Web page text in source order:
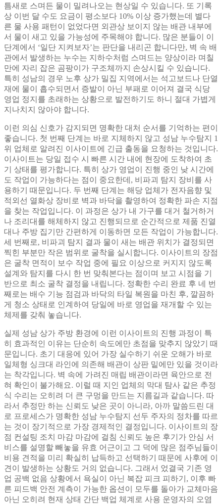
틈새로 스며든 물이 밀려나오는 현상일 수 있습니다. 또 기록
상 이번 달 수도 요금이 평소보다 10% 이상 증가했는데 별다
른 물 사용 패턴이 없었다면 외관상 보이지 않는 배관 내부에
서 물이 새고 있을 가능성에 주목해야 합니다. 많은 분들이 이
단계에서 ‘일단 지켜보자’는 판단을 내리곤 합니다만, 벽 속 배
관에서 발생하는 누수는 지하수처럼 스며드는 양상이라 며칠
만에 자리 잡은 곰팡이가 구조체까지 손상시킬 수 있습니다.
특히 성남의 경우 노후 상가 밀집 지역에서는 석고보드나 단열
재에 물이 흡수되면서 증발이 아닌 부패로 이어져 결국 식당
영업 정지를 초래하는 상황으로 발전하기도 하니 절대 가볍게
지나치지 않아야 합니다.
이런 의심 신호가 감지되면 명확한 대처 순서를 기억하는 편이
좋습니다. 첫 번째 단계는 바로 지체하지 않고 성남 누수탐지 1
위 업체로 알려진 이사이트에 긴급 출동을 요청하는 것입니다.
이사이트는 당일 접수 시 빠른 시간 내에 현장에 도착하여 초
기 상태를 평가합니다. 특히 상가 영업이 진행 중인 낮 시간에
도 작업이 가능하다는 점이 중요한데, 비파괴 탐지 장비를 사
용하기 때문입니다. 두 번째 단계는 해당 업체가 전자음향 및
적외선 열화상 장비로 벽과 바닥을 촬영하여 정확한 파손 지점
을 찾는 작업입니다. 이 과정은 상가 내 가구를 대거 철거하거
나 조리대를 해체하지 않고 진행되므로 순간적으로 제품 진열
대나 주방 집기만 간편하게 이동하면 모든 작업이 가능합니다.
세 번째로, 비파괴 탐지 결과 물이 새는 배관 위치가 결정되면
찍힌 부분만 작은 범위로 굴착을 실시합니다. 이사이트의 장점
은 굴착 면적이 보수 작업 중에 필요 이상으로 커지지 않도록
설계와 탐지를 다시 한 번 맞춰본다는 점이며 보고 시점을 기
반으로 최소 굴착 결정을 내립니다. 정확한 수리 완료 후 네 번
째로는 배수 기능 점검과 바닥의 타일 복원을 마친 후, 깔끔하
게 청소 상태로 인계하여 당일에 바로 영업을 재개할 수 있는
체제를 갖춰 놓습니다.
실제 성남 상가 주방 환경에 이런 이사이트의 진행 과정이 특
히 효과적인 이유는 단순히 속도에만 초점을 맞추지 않았기 때
문입니다. 초기 대응에 있어 가장 실수하기 쉬운 오해가 바로
일체형 싱크대 라인에 의존해 배관이 상판 밑에만 있을 것이라
는 착각입니다. 벽 속에 가려진 매립 배관이라면 육안으로 전
혀 확인이 불가해요. 이럴 때 지인 업체의 막대 탐사 같은 추정
식 수리는 오히려 더 큰 구멍을 만드는 지름길과 같습니다. 따
라서 추정만 하는 신뢰도 낮은 곳이 아니라, 아까 말씀드린 대
로 프로세스가 명확한 성남 누수탐지 선두 주자의 정차를 따르
는 것이 장기적으로 가장 경제적인 결정입니다. 이사이트의 장
점 컨설팅 조치 마감 마감에 걸침 신뢰도 높은 후기가 안심 서
비스를 설명할 빼놓을 유효 어근이고 그 덕에 많은 점주님들이
비용 견적을 미리 확실히 납득하고 선택하기 때문에 사후에 이
견이 발생하는 상황도 거의 없습니다. 그래서 었결국 기존 영
업 공백 없음 상황에서 욕실이 아닌 복잡 피크 피하기, 이후 빠
른 피드백 안전 계측이 가능한 옵션이 모두를 돌아가 교체마음
아닌 오히려 현재 상태 간단 백업 체계로 사용 운영자의 오염